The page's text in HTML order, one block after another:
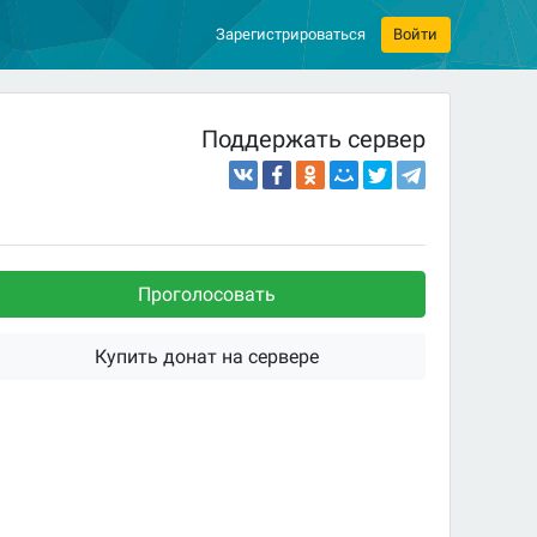
Зарегистрироваться Войти
Поддержать сервер
Проголосовать
Купить донат на сервере